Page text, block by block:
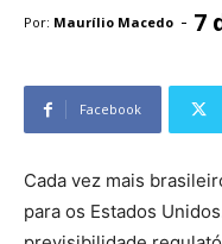
Por: Maurílio Macedo - 7
Facebook
Cada vez mais
para os Estados